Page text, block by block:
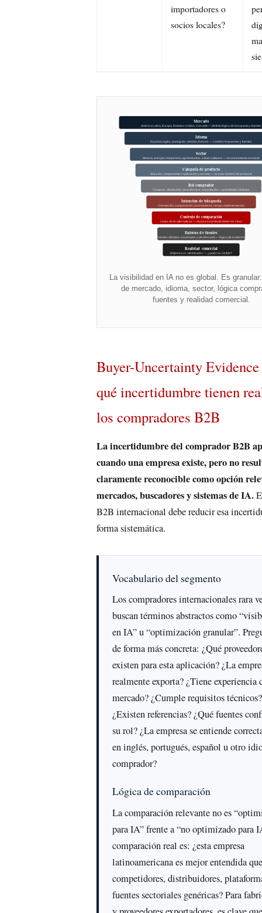
importadores o
socios locales?
Mercado
América Latina, Europa, Estados Unidos, Canadá — distinta lógica de búsqueda y fuentes
Idioma
Español, inglés, portugués, alemán, francés — cambia respuestas y fuentes
Sector
Minería, energía, maquinaria, agroindustria, salud, software — reconocimiento sectorial
Categoría de producto
Solución, componente o aplicación concreta — no solo nombre de producto
Rol comprador
Compras, distribuidor, área técnica, exportación — prioridades distintas
Intención de búsqueda
Orientación, comparación, proveedores, riesgo, implementación
Contexto de comparación
Listas de IA, alternativas — el posicionamiento debe ser claro
Entorno de fuentes
Fuentes oficiales, sectoriales y de mercado — lógica de evidencia
Realidad comercial
Empresa vs. distribuidor — ¿quién es visible?
La visibilidad en IA no es global. Es
de mercado, idioma, sector, lógica
fuentes y realidad comercial.
Buyer-Uncertainty
qué incertidumbre tienen
los compradores B2B
La incertidumbre del comprador B2B
cuando una empresa existe, pero no
claramente reconocible como opción
mercados, buscadores y sistemas de IA.
B2B internacional debe reducir esa
forma sistemática.
Vocabulario del segmento
Los compradores internacionales rara
buscan términos abstractos como
en IA” u “optimización granular”.
de forma más concreta: ¿Qué
existen para esta aplicación? ¿La
realmente exporta? ¿Tiene experiencia
mercado? ¿Cumple requisitos técnicos?
¿Existen referencias? ¿Qué fuentes
su rol? ¿La empresa se entiende
en inglés, portugués, español u otro
comprador?
Lógica de comparación
La comparación relevante no es
para IA” frente a “no optimizado para
comparación real es: ¿esta empresa
latinoamericana es mejor entendida
competidores, distribuidores,
fuentes sectoriales genéricas? Para